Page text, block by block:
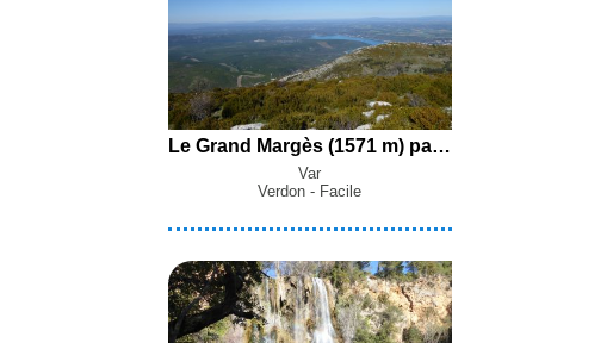
Le Grand Margès (1571 m) par le GR99 depuis Aiguines
Var
Verdon - Facile